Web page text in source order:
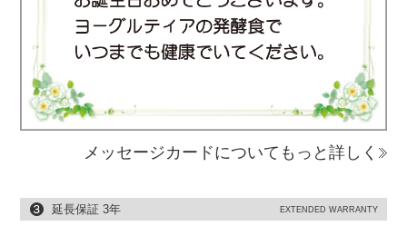
メッセージカードについてもっと詳しく
延長保証 3年 EXTENDED WARRANTY